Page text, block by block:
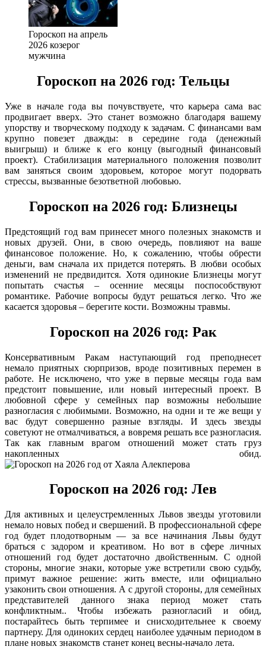
Гороскоп на апрель
2026 козерог
мужчина
Гороскоп на 2026 год: Тельцы
Уже в начале года вы почувствуете, что карьера сама вас
продвигает вверх. Это станет возможно благодаря вашему
упорству и творческому подходу к задачам. С финансами вам
крупно повезет дважды: в середине года (денежный
выигрыш) и ближе к его концу (выгодный финансовый
проект). Стабилизация материального положения позволит
вам заняться своим здоровьем, которое могут подорвать
стрессы, вызванные безответной любовью.
Гороскоп на 2026 год: Близнецы
Предстоящий год вам принесет много полезных знакомств и
новых друзей. Они, в свою очередь, повлияют на ваше
финансовое положение. Но, к сожалению, чтобы обрести
деньги, вам сначала их придется потерять. В любви особых
изменений не предвидится. Хотя одинокие Близнецы могут
попытать счастья – осенние месяцы поспособствуют
романтике. Рабочие вопросы будут решаться легко. Что же
касается здоровья – берегите кости. Возможны травмы.
Гороскоп на 2026 год: Рак
Консервативным Ракам наступающий год преподнесет
немало приятных сюрпризов, вроде позитивных перемен в
работе. Не исключено, что уже в первые месяцы года вам
предстоит повышение, или новый интересный проект. В
любовной сфере у семейных пар возможны небольшие
разногласия с любимыми. Возможно, на одни и те же вещи у
вас будут совершенно разные взгляды. И здесь звезды
советуют не отмалчиваться, а вовремя решать все разногласия.
Так как главным врагом отношений может стать груз
накопленных обид.
Гороскоп на 2026 год: Лев
Для активных и целеустремленных Львов звезды уготовили
немало новых побед и свершений. В профессиональной сфере
год будет плодотворным — за все начинания Львы будут
браться с задором и креативом. Но вот в сфере личных
отношений год будет достаточно двойственным. С одной
стороны, многие знаки, которые уже встретили свою судьбу,
примут важное решение: жить вместе, или официально
узаконить свои отношения. А с другой стороны, для семейных
представителей данного знака период может стать
конфликтным.. Чтобы избежать разногласий и обид,
постарайтесь быть терпимее и снисходительнее к своему
партнеру. Для одиноких сердец наиболее удачным периодом в
плане новых знакомств станет конец весны-начало лета.